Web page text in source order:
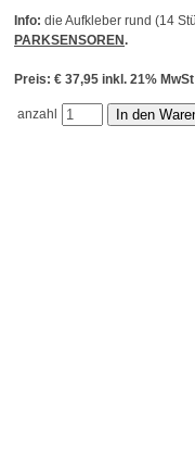
Info: die Aufkleber rund (14
PARKSENSOREN.
Preis: € 37,95 inkl. 21%
anzahl